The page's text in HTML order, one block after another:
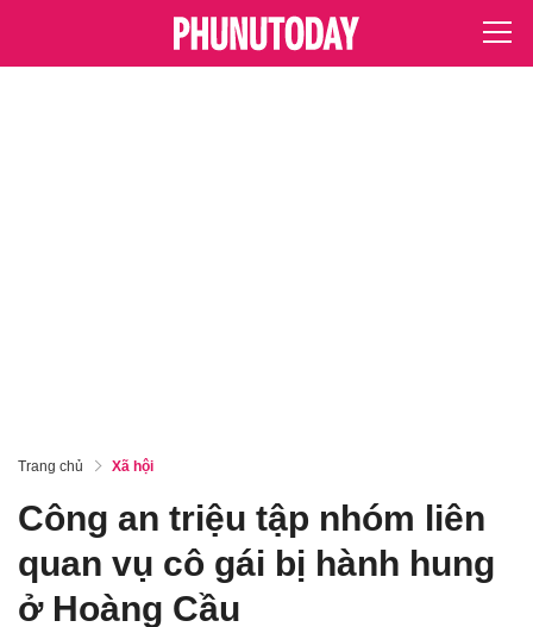
Trang chủ Xã hội
Công an triệu tập nhóm liên
quan vụ cô gái bị hành hung
ở Hoàng Cầu